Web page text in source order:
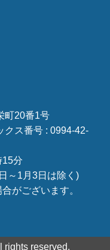
町20番1号
クス番号 : 0994-42-
15分
～1月3日は除く)
がございます。
rights reserved.